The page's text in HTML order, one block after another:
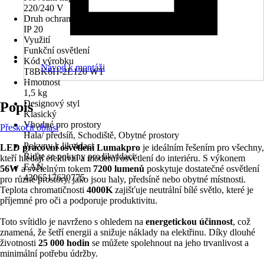
220/240 V
Druh ochrany
IP 20
Využití
Funkční osvětlení
Kód výrobku
T8BK6H-2L120 WT
Hmotnost
1,5 kg
Designový styl
Klasický
Vhodné pro prostory
Hala/ předsíň, Schodiště, Obytné prostory
Pokyny k likvidaci
Řiďte se pokyny pro likvidaci
EAN
4306517630775
Návod k montáži
Popis
Přeskočit oblast
LED pracovní osvětlení Lumakpro je ideálním řešením pro všechny,
kteří hledají efektivní a moderní osvětlení do interiéru. S výkonem
56W a světelným tokem 7200 lumenů poskytuje dostatečné osvětlení
pro různé prostory, jako jsou haly, předsíně nebo obytné místnosti.
Teplota chromatičnosti 4000K zajišťuje neutrální bílé světlo, které je
příjemné pro oči a podporuje produktivitu.
Toto svítidlo je navrženo s ohledem na energetickou účinnost, což
znamená, že šetří energii a snižuje náklady na elektřinu. Díky dlouhé
životnosti 25 000 hodin se můžete spolehnout na jeho trvanlivost a
minimální potřebu údržby.